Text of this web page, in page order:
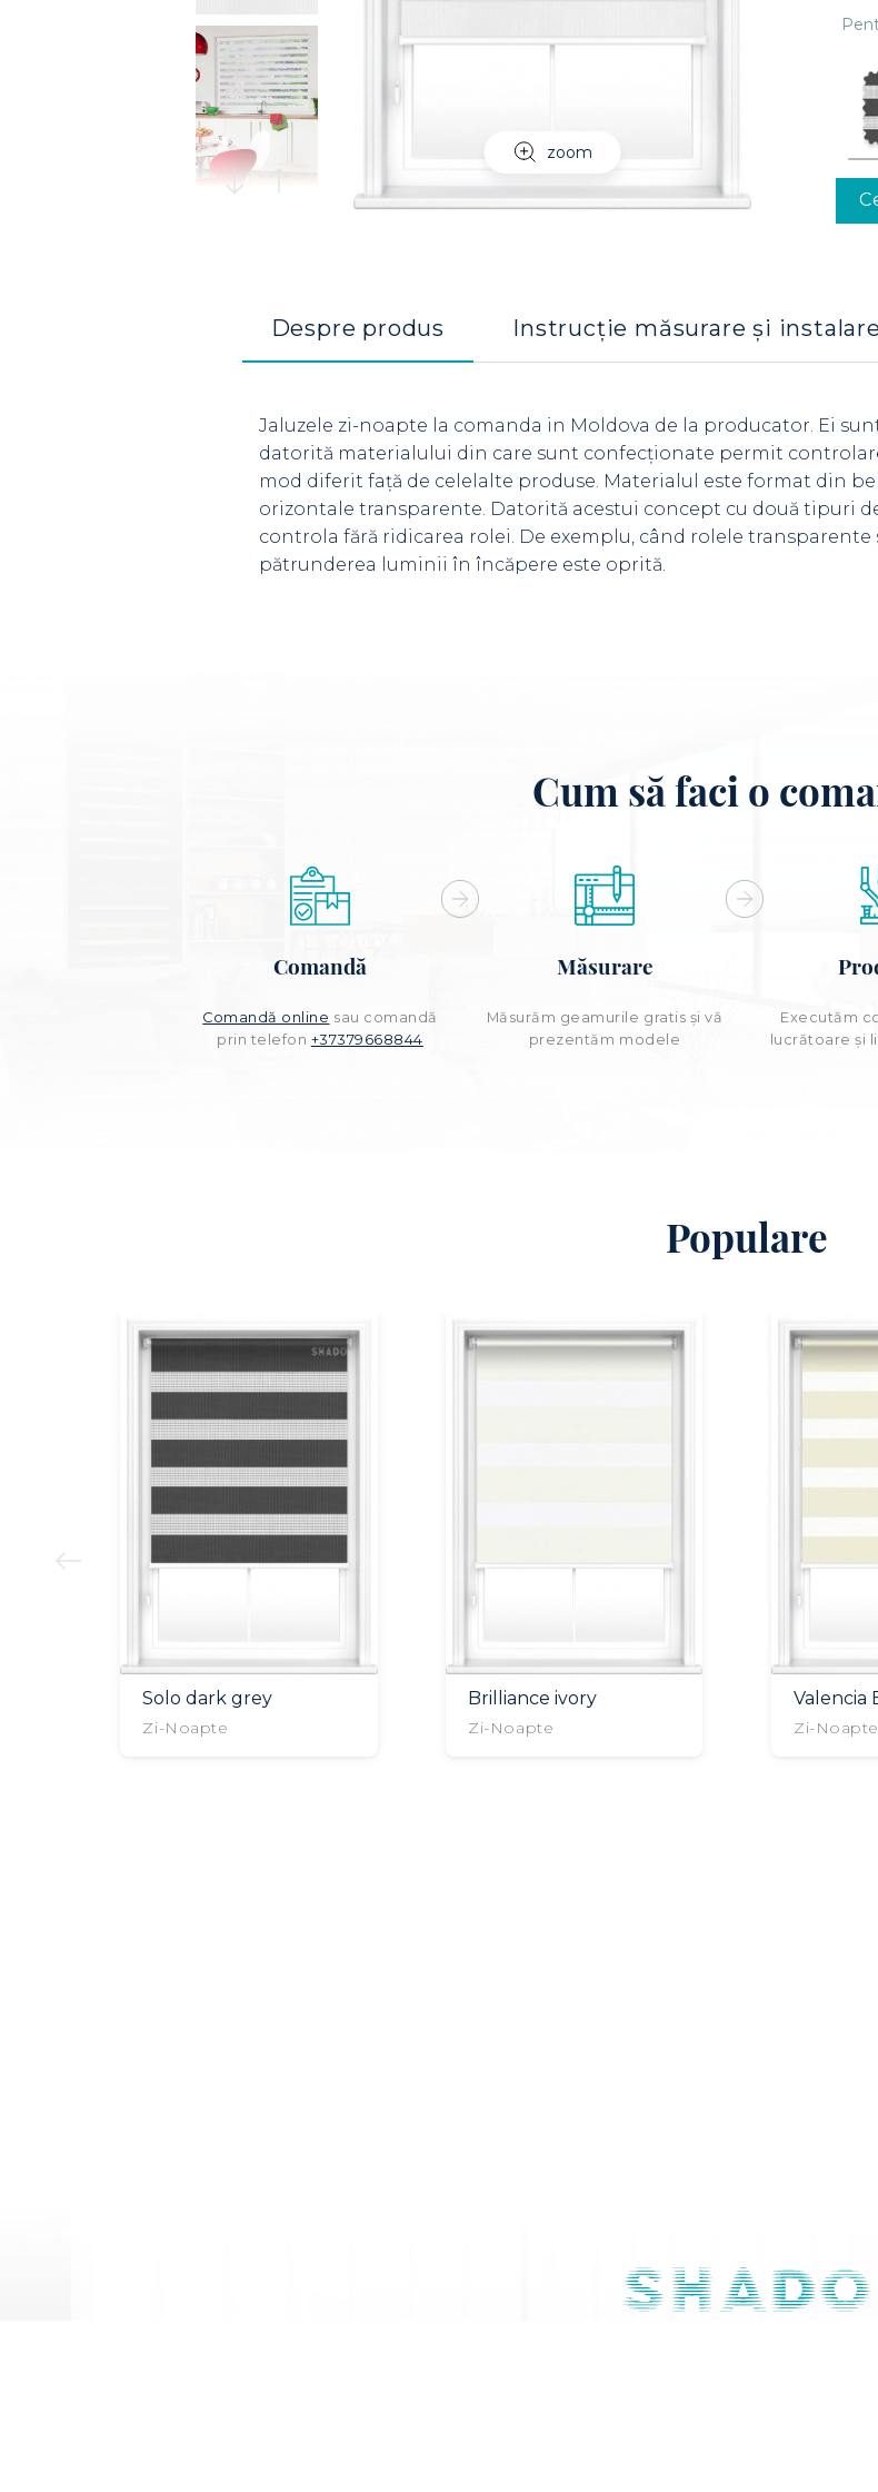
zoom
Despre produs Instrucție măsurare și instalare
Jaluzele zi-noapte la comanda in Moldova de la producator. Ei
datorită materialului din care sunt confecționate permit
mod diferit față de celelalte produse. Materialul este format din
orizontale transparente. Datorită acestui concept cu două tipuri
controla fără ridicarea rolei. De exemplu, când rolele transparente
pătrunderea luminii în încăpere este oprită.
Cum să faci o
Comandă
Comandă online sau comandă
prin telefon +37379668844
Măsurare
Măsurăm geamurile gratis și vă
prezentăm modele
Executăm
lucrătoare şi
Populare
Solo dark grey
Zi-Noapte
Brilliance ivory
Zi-Noapte
Valencia
Zi-Noapte